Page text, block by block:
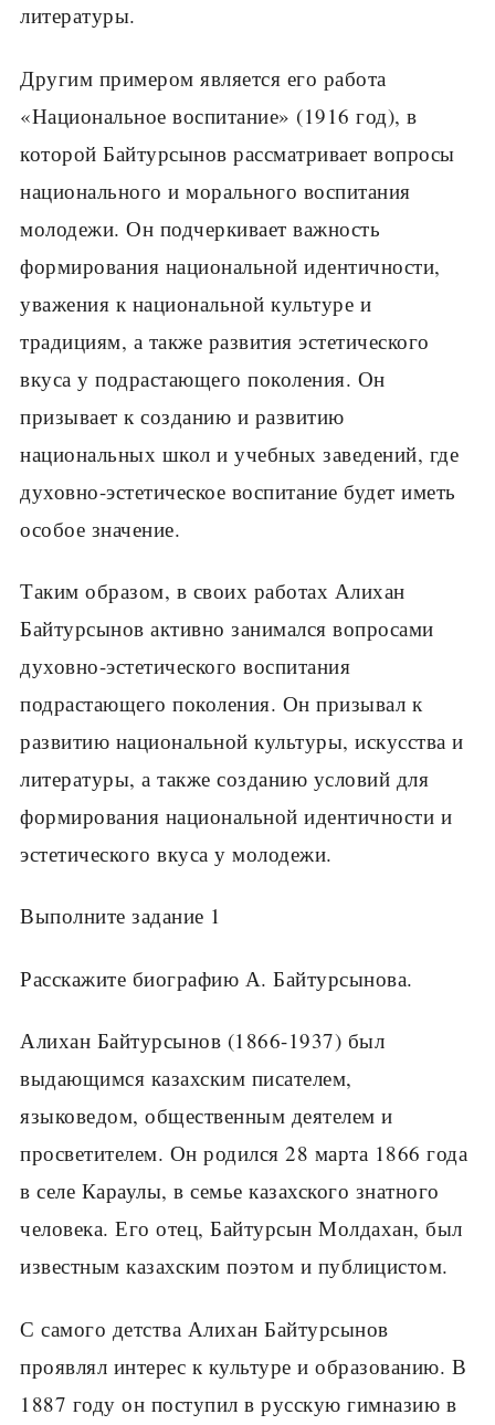
литературы.
Другим примером является его работа
«Национальное воспитание» (1916 год), в
которой Байтурсынов рассматривает вопросы
национального и морального воспитания
молодежи. Он подчеркивает важность
формирования национальной идентичности,
уважения к национальной культуре и
традициям, а также развития эстетического
вкуса у подрастающего поколения. Он
призывает к созданию и развитию
национальных школ и учебных заведений, где
духовно-эстетическое воспитание будет иметь
особое значение.
Таким образом, в своих работах Алихан
Байтурсынов активно занимался вопросами
духовно-эстетического воспитания
подрастающего поколения. Он призывал к
развитию национальной культуры, искусства и
литературы, а также созданию условий для
формирования национальной идентичности и
эстетического вкуса у молодежи.
Выполните задание 1
Расскажите биографию А. Байтурсынова.
Алихан Байтурсынов (1866-1937) был
выдающимся казахским писателем,
языковедом, общественным деятелем и
просветителем. Он родился 28 марта 1866 года
в селе Караулы, в семье казахского знатного
человека. Его отец, Байтурсын Молдахан, был
известным казахским поэтом и публицистом.
С самого детства Алихан Байтурсынов
проявлял интерес к культуре и образованию. В
1887 году он поступил в русскую гимназию в